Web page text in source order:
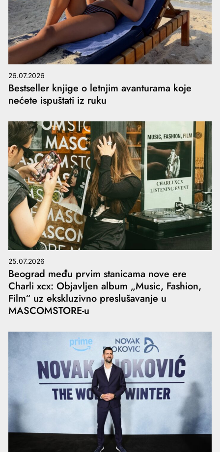
26.07.2026
Bestseller knjige o letnjim avanturama koje
nećete ispuštati iz ruku
25.07.2026
Beograd među prvim stanicama nove ere
Charli xcx: Objavljen album „Music, Fashion,
Film“ uz ekskluzivno preslušavanje u
MASCOMSTORE-u